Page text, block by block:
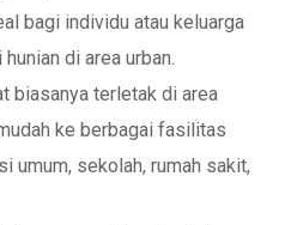
bagi individu atau keluarga
di area urban.
biasanya terletak di area
ke berbagai fasilitas
umum, sekolah, rumah sakit,